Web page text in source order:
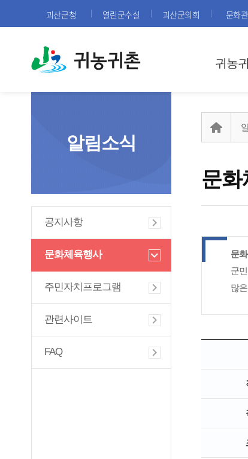
괴산군청 열린군수실 괴산군의회 문화
귀농귀촌 귀농
알림소식
공지사항
문화체육행사
주민자치프로그램
관련사이트
FAQ
문화
문
군
많